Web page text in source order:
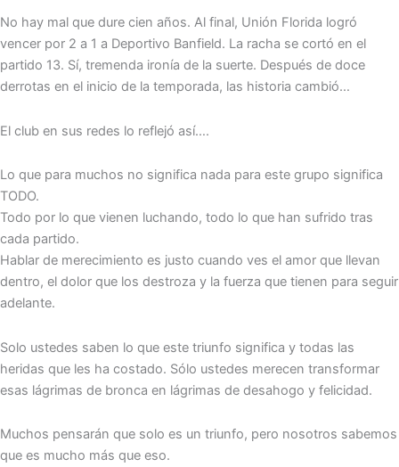
No hay mal que dure cien años. Al final, Unión Florida logró
vencer por 2 a 1 a Deportivo Banfield. La racha se cortó en el
partido 13. Sí, tremenda ironía de la suerte. Después de doce
derrotas en el inicio de la temporada, las historia cambió…
El club en sus redes lo reflejó así….
Lo que para muchos no significa nada para este grupo significa
TODO.
Todo por lo que vienen luchando, todo lo que han sufrido tras
cada partido.
Hablar de merecimiento es justo cuando ves el amor que llevan
dentro, el dolor que los destroza y la fuerza que tienen para seguir
adelante.
Solo ustedes saben lo que este triunfo significa y todas las
heridas que les ha costado. Sólo ustedes merecen transformar
esas lágrimas de bronca en lágrimas de desahogo y felicidad.
Muchos pensarán que solo es un triunfo, pero nosotros sabemos
que es mucho más que eso.